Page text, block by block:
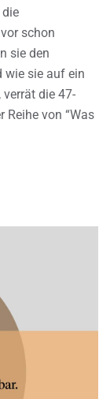
schon
sie den
wie sie auf ein
die 47-
Reihe von “Was